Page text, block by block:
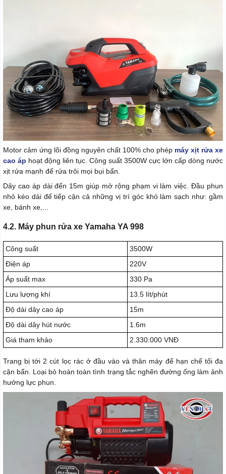
Motor cảm ứng lõi đồng nguyên chất 100% cho phép máy xịt rửa xe
cao áp hoạt động liên tục. Công suất 3500W cực lớn cấp dòng nước
xịt rửa mạnh để rửa trôi mọi bụi bẩn.
Dây cao áp dài đến 15m giúp mở rộng phạm vi làm việc. Đầu phun
nhỏ kéo dài để tiếp cận cả những vị trí góc khó làm sạch như: gầm
xe, bánh xe,...
4.2. Máy phun rửa xe Yamaha YA 998
Công suất
3500W
Điện áp
220V
Áp suất max
330 Pa
Lưu lượng khí
13.5 lít/phút
Độ dài dây cao áp
15m
Độ dài dây hút nước
1.6m
Giá tham khảo
2.330.000 VNĐ
Trang bị tới 2 cút lọc rác ở đầu vào và thân máy để hạn chế tối đa
cặn bẩn. Loại bỏ hoàn toàn tình trạng tắc nghẽn đường ống làm ảnh
hưởng lực phun.